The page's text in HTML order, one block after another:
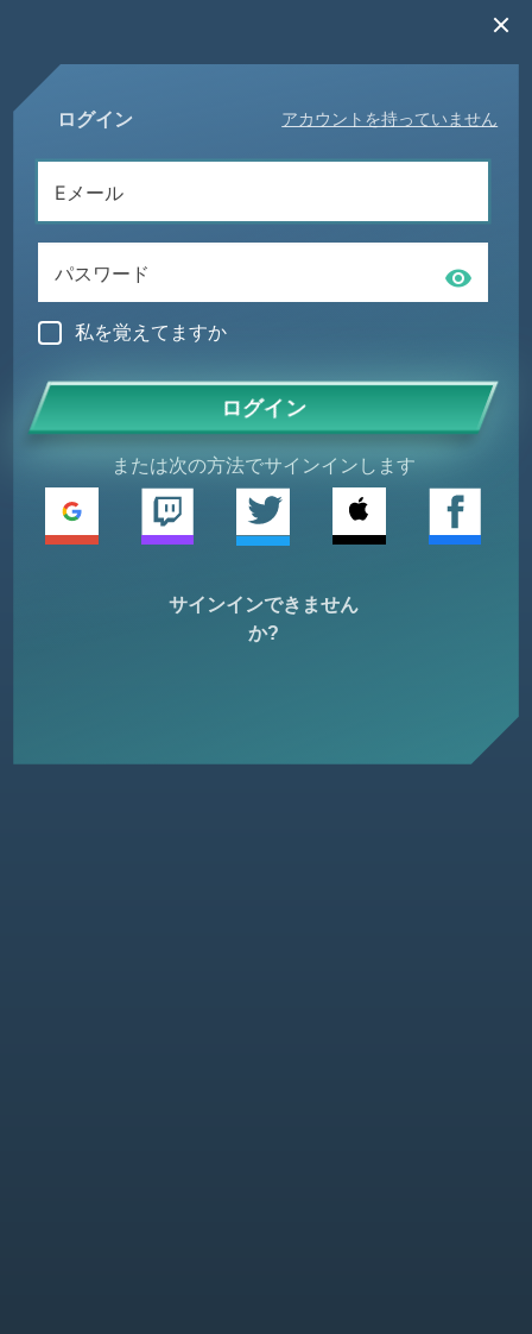
ログイン アカウントを持っていません
私を覚えてますか
ログイン
または次の方法でサインインします
サインインできません
か?